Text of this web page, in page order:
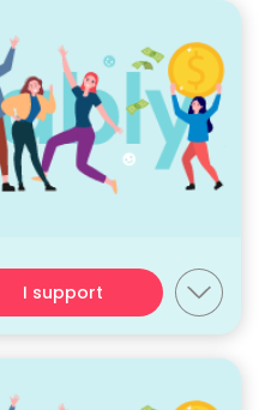
I support